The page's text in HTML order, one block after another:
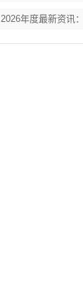
2026年度最新资讯